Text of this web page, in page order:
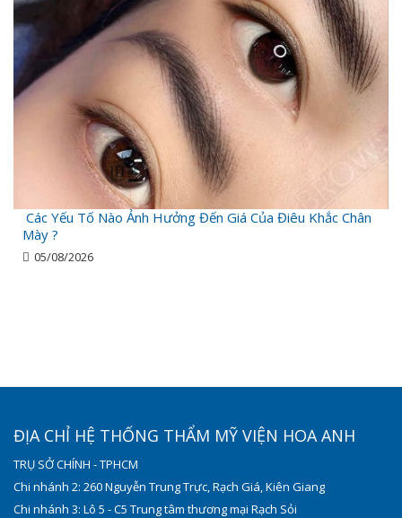
Các Yếu Tố Nào Ảnh Hưởng Đến Giá Của Điêu Khắc Chân
Mày ?
05/08/2026
ĐỊA CHỈ HỆ THỐNG THẨM MỸ VIỆN HOA ANH
TRỤ SỞ CHÍNH - TPHCM
Chi nhánh 2: 260 Nguyễn Trung Trực, Rạch Giá, Kiên Giang
Chi nhánh 3: Lô 5 - C5 Trung tâm thương mại Rạch Sỏi